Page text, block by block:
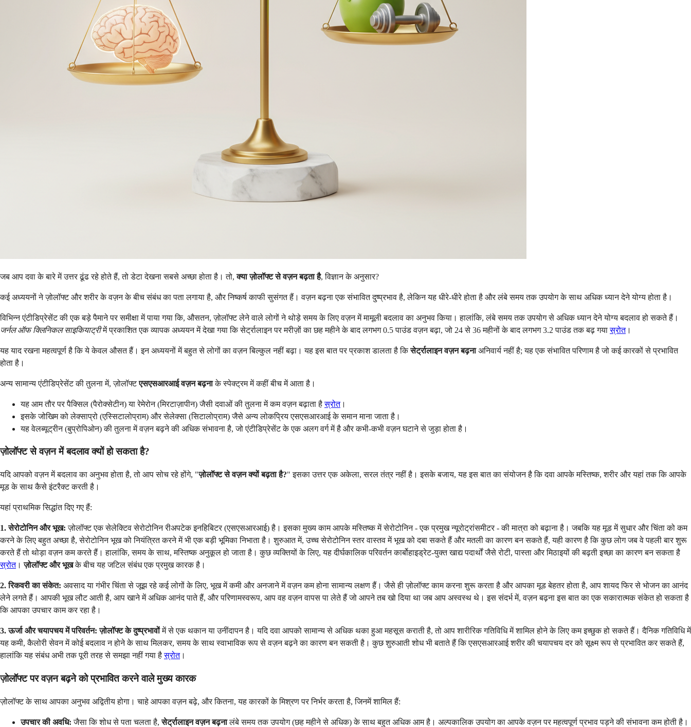
जब आप दवा के बारे में उत्तर ढूंढ रहे होते हैं, तो डेटा देखना सबसे अच्छा होता है। तो,क्या ज़ोलॉफ्ट से वज़न बढ़ता है, विज्ञान के अनुसार?
कई अध्ययनों ने ज़ोलॉफ्ट और शरीर के वज़न के बीच संबंध का पता लगाया है, और निष्कर्ष काफी सुसंगत हैं। वज़न बढ़ना एक संभावित दुष्प्रभाव है, लेकिन यह धीरे-धीरे होता है और लंबे समय तक उपयोग के साथ अधिक ध्यान देने योग्य होता है।
विभिन्न एंटीडिप्रेसेंट की एक बड़े पैमाने पर समीक्षा में पाया गया कि, औसतन, ज़ोलॉफ्ट लेने वाले लोगों ने थोड़े समय के लिए वज़न में मामूली बदलाव का अनुभव किया। हालांकि, लंबे समय तक उपयोग से अधिक ध्यान देने योग्य बदलाव हो सकते हैं।
जर्नल ऑफ क्लिनिकल साइकियाट्रीमें प्रकाशित एक व्यापक अध्ययन में देखा गया कि सेर्ट्रालाइन पर मरीज़ों का छह महीने के बाद लगभग 0.5 पाउंड वज़न बढ़ा, जो 24 से 36 महीनों के बाद लगभग 3.2 पाउंड तक बढ़ गयास्रोत।
यह याद रखना महत्वपूर्ण है कि ये केवल औसत हैं। इन अध्ययनों में बहुत से लोगों का वज़न बिल्कुल नहीं बढ़ा। यह इस बात पर प्रकाश डालता है किसेर्ट्रालाइन वज़न बढ़नाअनिवार्य नहीं है; यह एक संभावित परिणाम है जो कई कारकों से प्रभावित
होता है।
अन्य सामान्य एंटीडिप्रेसेंट की तुलना में, ज़ोलॉफ्टएसएसआरआई वज़न बढ़नाके स्पेक्ट्रम में कहीं बीच में आता है।
यह आम तौर पर पैक्सिल (पैरोक्सेटीन) या रेमेरोन (मिरटाज़ापीन) जैसी दवाओं की तुलना में कम वज़न बढ़ाता हैस्रोत।
इसके जोखिम को लेक्साप्रो (एस्सिटालोप्राम) और सेलेक्सा (सिटालोप्राम) जैसे अन्य लोकप्रिय एसएसआरआई के समान माना जाता है।
यह वेलब्यूट्रीन (बुप्रोपिओन) की तुलना में वज़न बढ़ने की अधिक संभावना है, जो एंटीडिप्रेसेंट के एक अलग वर्ग में है और कभी-कभी वज़न घटाने से जुड़ा होता है।
ज़ोलॉफ्ट से वज़न में बदलाव क्यों हो सकता है?
यदि आपको वज़न में बदलाव का अनुभव होता है, तो आप सोच रहे होंगे, "ज़ोलॉफ्ट से वज़न क्यों बढ़ता है?" इसका उत्तर एक अकेला, सरल तंत्र नहीं है। इसके बजाय, यह इस बात का संयोजन है कि दवा आपके मस्तिष्क, शरीर और यहां तक कि आपके
मूड के साथ कैसे इंटरैक्ट करती है।
यहां प्राथमिक सिद्धांत दिए गए हैं:
1. सेरोटोनिन और भूख: ज़ोलॉफ्ट एक सेलेक्टिव सेरोटोनिन रीअपटेक इनहिबिटर (एसएसआरआई) है। इसका मुख्य काम आपके मस्तिष्क में सेरोटोनिन - एक प्रमुख न्यूरोट्रांसमीटर - की मात्रा को बढ़ाना है। जबकि यह मूड में सुधार और चिंता को कम
करने के लिए बहुत अच्छा है, सेरोटोनिन भूख को नियंत्रित करने में भी एक बड़ी भूमिका निभाता है। शुरुआत में, उच्च सेरोटोनिन स्तर वास्तव में भूख को दबा सकते हैं और मतली का कारण बन सकते हैं, यही कारण है कि कुछ लोग जब वे पहली बार शुरू
करते हैं तो थोड़ा वज़न कम करते हैं। हालांकि, समय के साथ, मस्तिष्क अनुकूल हो जाता है। कुछ व्यक्तियों के लिए, यह दीर्घकालिक परिवर्तन कार्बोहाइड्रेट-युक्त खाद्य पदार्थों जैसे रोटी, पास्ता और मिठाइयों की बढ़ती इच्छा का कारण बन सकता है
स्रोत।ज़ोलॉफ्ट और भूखके बीच यह जटिल संबंध एक प्रमुख कारक है।
2. रिकवरी का संकेत: अवसाद या गंभीर चिंता से जूझ रहे कई लोगों के लिए, भूख में कमी और अनजाने में वज़न कम होना सामान्य लक्षण हैं। जैसे ही ज़ोलॉफ्ट काम करना शुरू करता है और आपका मूड बेहतर होता है, आप शायद फिर से भोजन का आनंद
लेने लगते हैं। आपकी भूख लौट आती है, आप खाने में अधिक आनंद पाते हैं, और परिणामस्वरूप, आप वह वज़न वापस पा लेते हैं जो आपने तब खो दिया था जब आप अस्वस्थ थे। इस संदर्भ में, वज़न बढ़ना इस बात का एक सकारात्मक संकेत हो सकता है
कि आपका उपचार काम कर रहा है।
3. ऊर्जा और चयापचय में परिवर्तन: ज़ोलॉफ्ट के दुष्प्रभावोंमें से एक थकान या उनींदापन है। यदि दवा आपको सामान्य से अधिक थका हुआ महसूस कराती है, तो आप शारीरिक गतिविधि में शामिल होने के लिए कम इच्छुक हो सकते हैं। दैनिक गतिविधि में
यह कमी, कैलोरी सेवन में कोई बदलाव न होने के साथ मिलकर, समय के साथ स्वाभाविक रूप से वज़न बढ़ने का कारण बन सकती है। कुछ शुरुआती शोध भी बताते हैं कि एसएसआरआई शरीर की चयापचय दर को सूक्ष्म रूप से प्रभावित कर सकते हैं,
हालांकि यह संबंध अभी तक पूरी तरह से समझा नहीं गया हैस्रोत।
ज़ोलॉफ्ट पर वज़न बढ़ने को प्रभावित करने वाले मुख्य कारक
ज़ोलॉफ्ट के साथ आपका अनुभव अद्वितीय होगा। चाहे आपका वज़न बढ़े, और कितना, यह कारकों के मिश्रण पर निर्भर करता है, जिनमें शामिल हैं:
उपचार की अवधि: जैसा कि शोध से पता चलता है,सेर्ट्रालाइन वज़न बढ़नालंबे समय तक उपयोग (छह महीने से अधिक) के साथ बहुत अधिक आम है। अल्पकालिक उपयोग का आपके वज़न पर महत्वपूर्ण प्रभाव पड़ने की संभावना कम होती है।